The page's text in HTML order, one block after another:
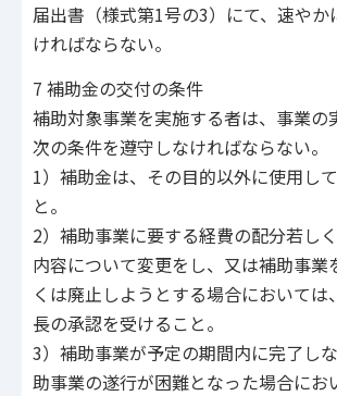
届出書（様式第1号の3）にて、速やか
ければならない。
7 補助金の交付の条件
補助対象事業を実施する者は、事業の
次の条件を遵守しなければならない。
1）補助金は、その目的以外に使用し
と。
2）補助事業に要する経費の配分若し
内容について変更をし、又は補助事業
くは廃止しようとする場合においては
長の承認を受けること。
3）補助事業が予定の期間内に完了し
助事業の遂行が困難となった場合にお